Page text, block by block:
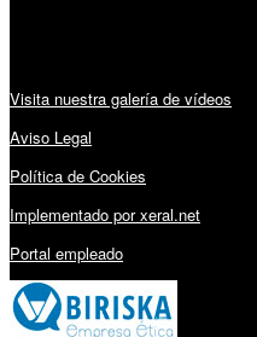
Visita nuestra galería de vídeos
Aviso Legal
Política de Cookies
Implementado por xeral.net
Portal empleado